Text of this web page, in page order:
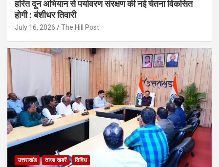
हरित दून अभियान से पर्यावरण संरक्षण की नई चेतना विकसित
होगी : बंशीधर तिवारी
July 16, 2026 The Hill Post
उत्तराखंड ताजा खबरें विविध